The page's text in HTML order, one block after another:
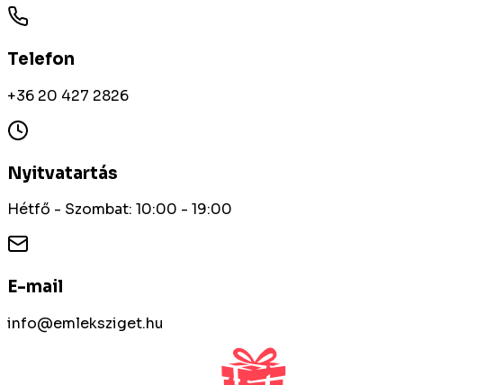
Telefon
+36 20 427 2826
Nyitvatartás
Hétfő - Szombat: 10:00 - 19:00
E-mail
info@emleksziget.hu